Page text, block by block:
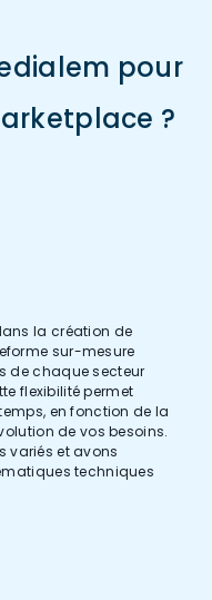
pour
?
la création de
sur-mesure
de chaque secteur
flexibilité permet
en fonction de la
de vos besoins.
variés et avons
techniques